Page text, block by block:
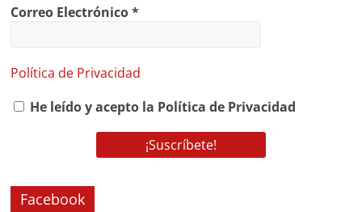
Correo Electrónico*
Política de Privacidad
He leído y acepto la Política de Privacidad
Facebook